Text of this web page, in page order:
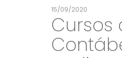
15/09/2020
Cursos